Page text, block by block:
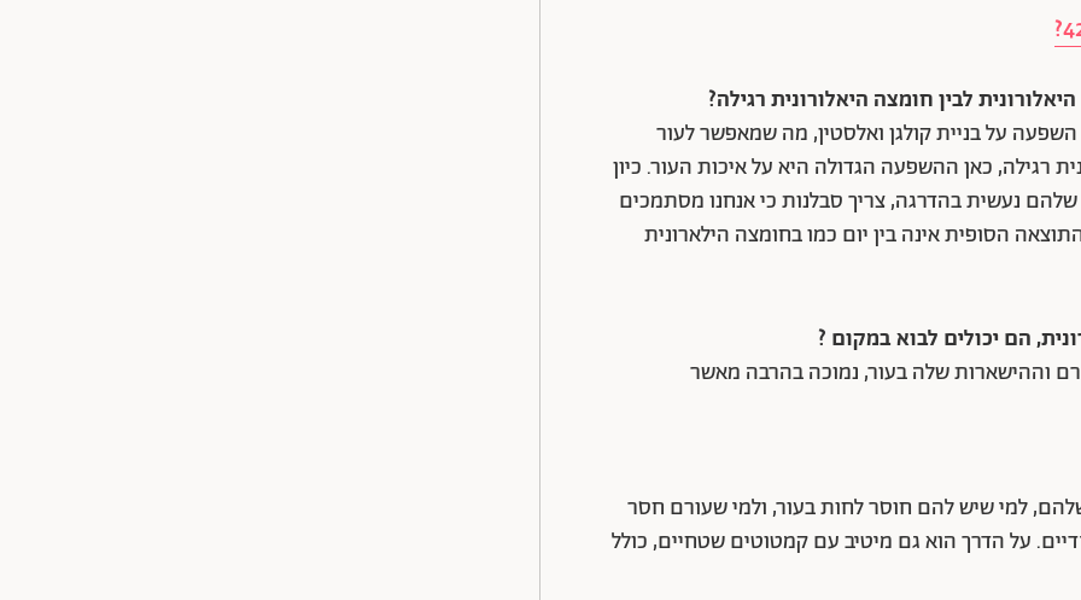
לבין חומצה היאלורונית רגילה?
על בניית קולגן ואלסטין, מה שמאפשר לעור
רגילה, כאן ההשפעה הגדולה היא על איכות העור. כיון
שלהם נעשית בהדרגה, צריך סבלנות כי אנחנו מסתמכים
הסופית אינה בין יום כמו בחומצה הילארונית
הם יכולים לבוא במקום ?
וההישארות שלה בעור, נמוכה בהרבה מאשר
למי שיש להם חוסר לחות בעור, ולמי שעורם חסר
על הדרך הוא גם מיטיב עם קמטוטים שטחיים, כולל